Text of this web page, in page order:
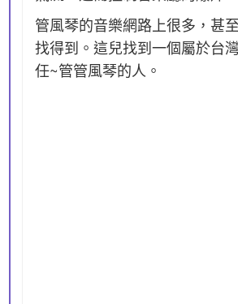
管風琴的音樂網路上很多，甚
找得到。這兒找到一個屬於台
任~管管風琴的人。